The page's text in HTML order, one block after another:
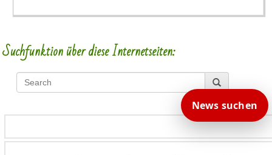
News suchen
Suchfunktion über diese Internetseiten: